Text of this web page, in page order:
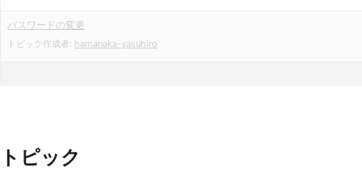
パスワードの変更
トピック作成者: hamanaka-yasuhiro
トピック